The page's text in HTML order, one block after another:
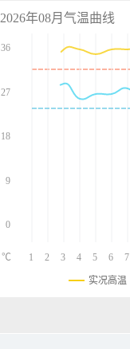
2026年08月气温曲线
36
27
18
9
0
1 2 3 4 5 6 7
℃
实况高温